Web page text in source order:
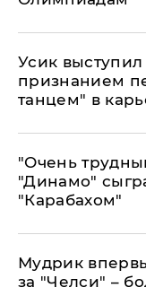
Усик
признанием
танцем" в
"Очень
"Динамо"
"Карабахом"
Мудрик
за "Челси" –